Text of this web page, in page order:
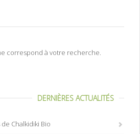
correspond à votre recherche.
DERNIÈRES ACTUALITÉS
Chalkidiki Bio